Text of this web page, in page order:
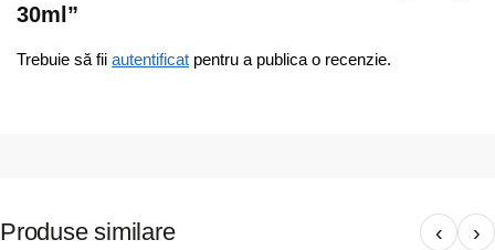
30ml”
Trebuie să fii autentificat pentru a publica o recenzie.
Produse similare ‹ ›